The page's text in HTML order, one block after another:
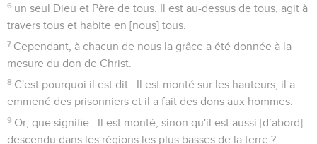
6 un seul Dieu et Père de tous. Il est au-dessus de tous, agit à
travers tous et habite en [nous] tous.
7 Cependant, à chacun de nous la grâce a été donnée à la
mesure du don de Christ.
8 C'est pourquoi il est dit : Il est monté sur les hauteurs, il a
emmené des prisonniers et il a fait des dons aux hommes.
9 Or, que signifie : Il est monté, sinon qu'il est aussi [d’abord]
descendu dans les régions les plus basses de la terre ?